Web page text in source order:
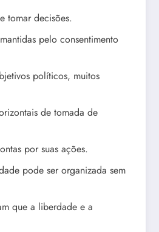
tomar decisões.
pelo consentimento
políticos, muitos
de tomada de
por suas ações.
pode ser organizada sem
que a liberdade e a